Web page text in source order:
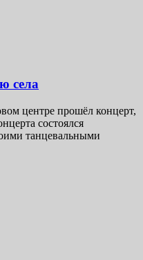
села
центре прошёл концерт,
состоялся
танцевальными